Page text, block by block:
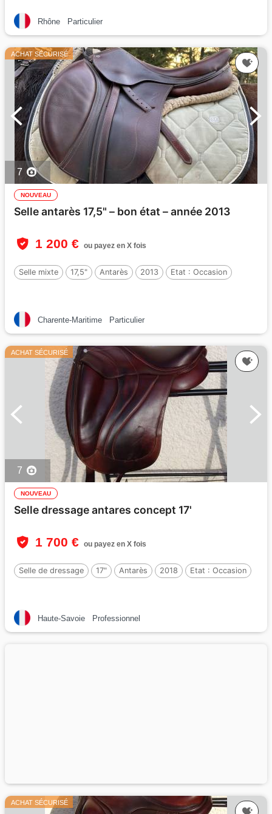
Rhône Particulier
ACHAT SÉCURISÉ
7
NOUVEAU
Selle antarès 17,5" – bon état – année 2013
1 200 € ou payez en X fois
Selle mixte 17,5" Antarès 2013 Etat : Occasion
Charente-Maritime Particulier
ACHAT SÉCURISÉ
7
NOUVEAU
Selle dressage antares concept 17'
1 700 € ou payez en X fois
Selle de dressage 17" Antarès 2018 Etat : Occasion
Haute-Savoie Professionnel
ACHAT SÉCURISÉ